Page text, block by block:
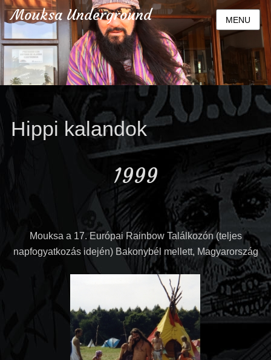
Mouksa Underground MENU
Hippi kalandok
1999
Mouksa a 17. Európai Rainbow Találkozón (teljes
napfogyatkozás idején) Bakonybél mellett, Magyarország